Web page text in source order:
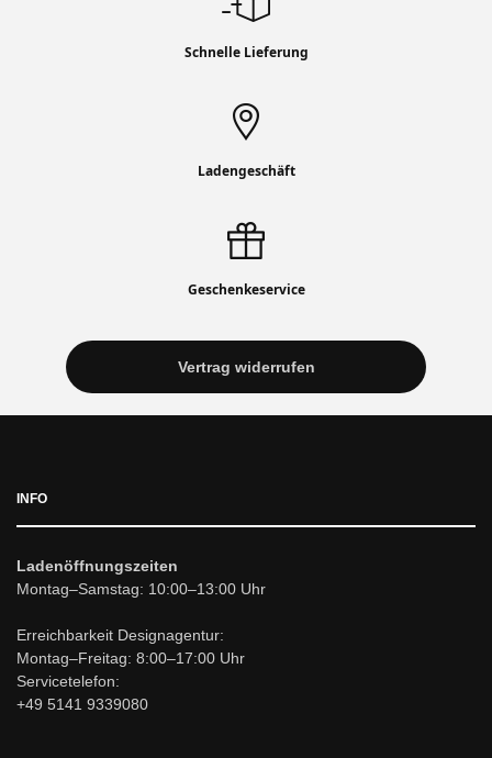
Schnelle Lieferung
Ladengeschäft
Geschenkeservice
Vertrag widerrufen
INFO
Ladenöffnungszeiten
Montag–Samstag: 10:00–13:00 Uhr
Erreichbarkeit Designagentur:
Montag–Freitag: 8:00–17:00 Uhr
Servicetelefon:
+49 5141 9339080